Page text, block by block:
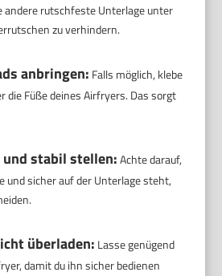
andere rutschfeste Unterlage unter
zu verhindern.
anbringen: Falls möglich, klebe
die Füße deines Airfryers. Das sorgt
stabil stellen:Achte darauf,
und sicher auf der Unterlage steht,
überladen: Lasse genügend
damit du ihn sicher bedienen